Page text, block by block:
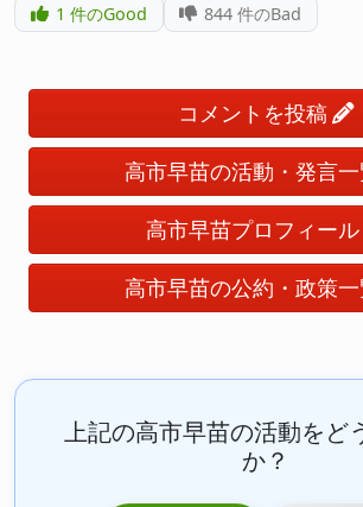
1 件のGood 844 件のBad
コメントを投稿
高市早苗の活動・発言一
高市早苗プロフィール
高市早苗の公約・政策一
上記の高市早苗の活動をど
か？